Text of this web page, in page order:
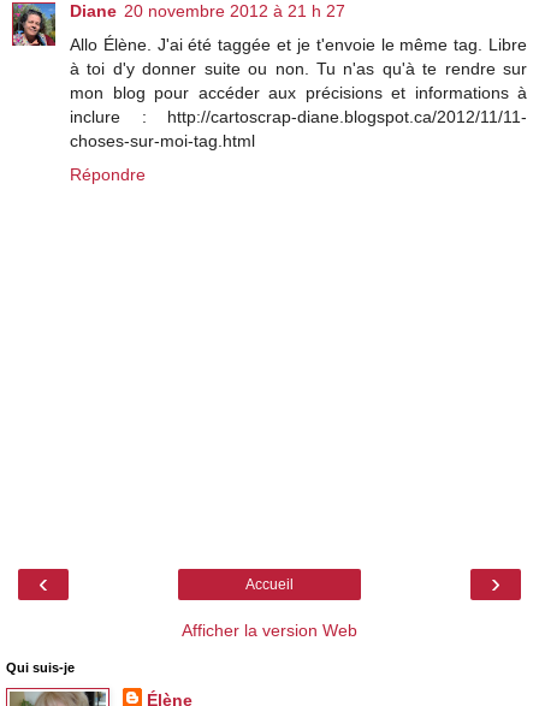
Diane 20 novembre 2012 à 21 h 27
Allo Élène. J'ai été taggée et je t'envoie le même tag. Libre
à toi d'y donner suite ou non. Tu n'as qu'à te rendre sur
mon blog pour accéder aux précisions et informations à
inclure : http://cartoscrap-diane.blogspot.ca/2012/11/11-
choses-sur-moi-tag.html
Répondre
‹ ›
Accueil
Afficher la version Web
Qui suis-je
Élène